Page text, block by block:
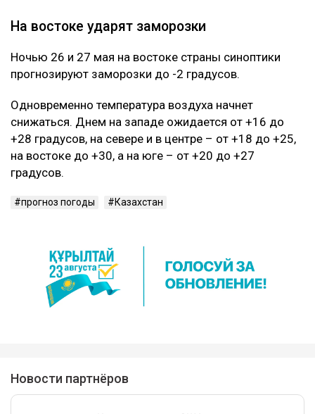
На востоке ударят заморозки
Ночью 26 и 27 мая на востоке страны синоптики
прогнозируют заморозки до -2 градусов.
Одновременно температура воздуха начнет
снижаться. Днем на западе ожидается от +16 до
+28 градусов, на севере и в центре – от +18 до +25,
на востоке до +30, а на юге – от +20 до +27
градусов.
прогноз погоды Казахстан